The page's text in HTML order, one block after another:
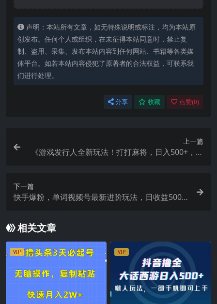
声明：本站所有文章，如无特殊说明或标注，均为本站原
创发布。任何个人或组织，在未征得本站同意时，禁止复
制、盗用、采集、发布本站内容到任何网站、书籍等各类媒
体平台。如若本站内容侵犯了原著者的合法权益，可联系我
们进行处理。
分享 收藏 点赞(0)
上一篇
《游戏发行人全新玩法！打打麻将，日入500+，保
下一篇
快手爆粉，单词视频号最新进阶玩法，日收益500+
相关文章
VIP VIP